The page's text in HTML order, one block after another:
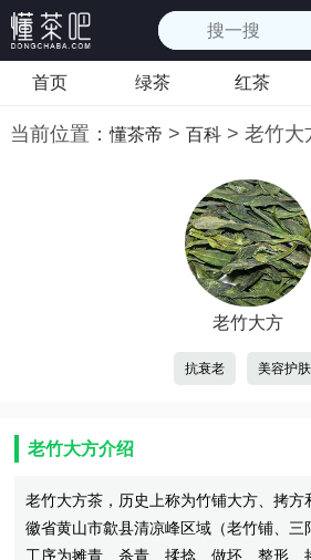
首页 绿茶 红茶
当前位置：懂茶帝 > 百科> 老竹大
老竹大方
抗衰老 美容护肤
老竹大方介绍
老竹大方茶，历史上称为竹铺大方、拷方
徽省黄山市歙县清凉峰区域（老竹铺、三
工序为摊青、杀青、揉捻、做坯、整形、